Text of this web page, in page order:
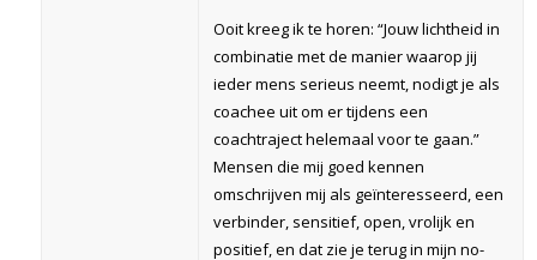
Ooit kreeg ik te horen: “Jouw lichtheid in
combinatie met de manier waarop jij
ieder mens serieus neemt, nodigt je als
coachee uit om er tijdens een
coachtraject helemaal voor te gaan.”
Mensen die mij goed kennen
omschrijven mij als geïnteresseerd, een
verbinder, sensitief, open, vrolijk en
positief, en dat zie je terug in mijn no-